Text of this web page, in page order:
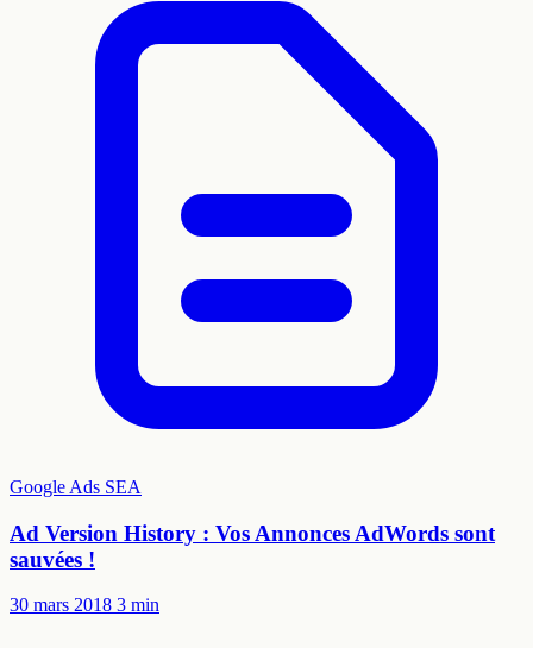
Google Ads SEA
Ad Version History : Vos Annonces AdWords sont
sauvées !
30 mars 2018 3 min